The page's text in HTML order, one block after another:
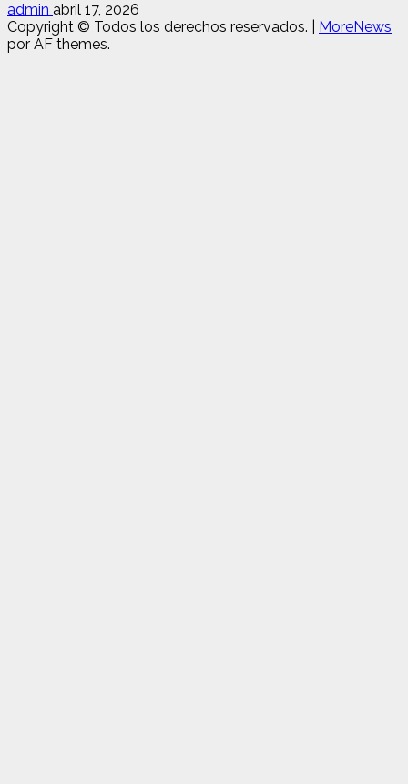
admin abril 17, 2026
Copyright © Todos los derechos reservados.
MoreNews
por AF themes.